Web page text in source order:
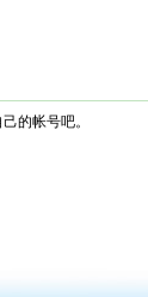
的帐号吧。